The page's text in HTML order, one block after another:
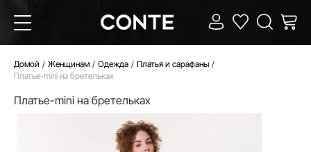
Домой Женщинам Одежда
Платья и сарафаны
Платье-mini на бретельках
Платье-mini на бретельках